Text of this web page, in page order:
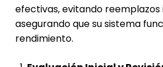
efectivas, evitando reemplazos
asegurando que su sistema
rendimiento.